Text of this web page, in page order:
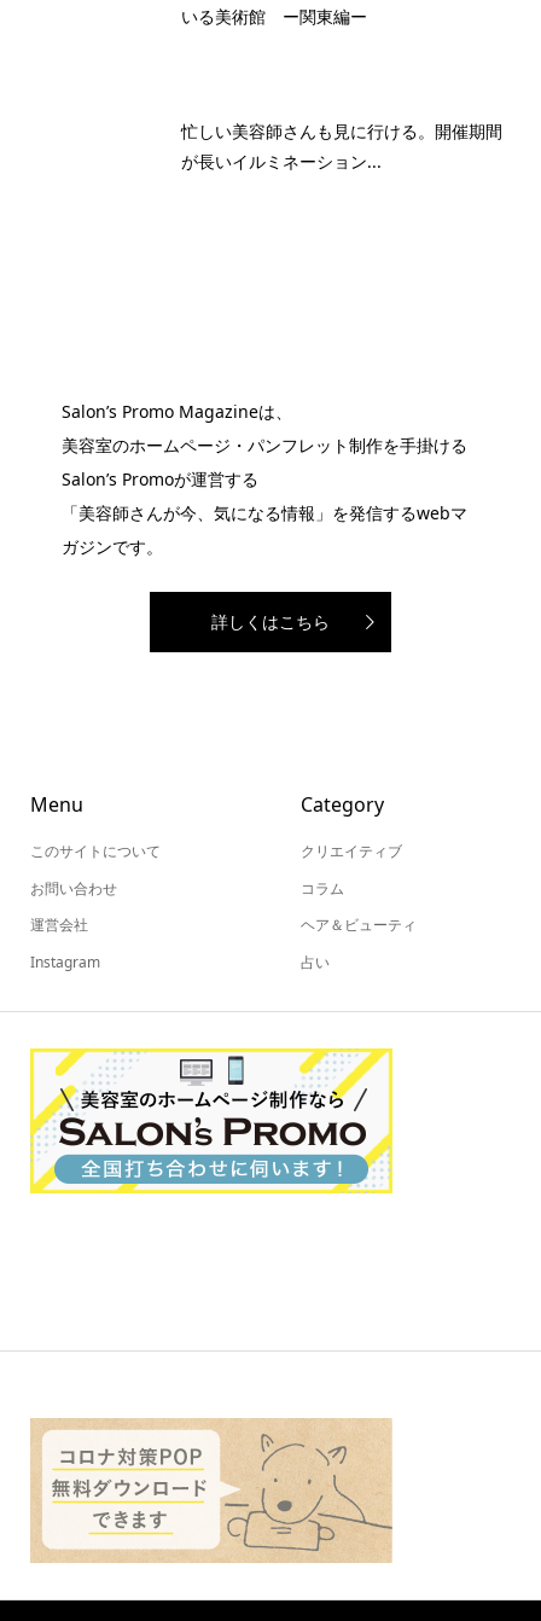
いる美術館 ー関東編ー
忙しい美容師さんも見に行ける。開催期間
が長いイルミネーション...
Salon’s Promo Magazineは、
美容室のホームページ・パンフレット制作を手掛ける
Salon’s Promoが運営する
「美容師さんが今、気になる情報」を発信するwebマ
ガジンです。
詳しくはこちら
Menu
このサイトについて
お問い合わせ
運営会社
Instagram
Category
クリエイティブ
コラム
ヘア＆ビューティ
占い